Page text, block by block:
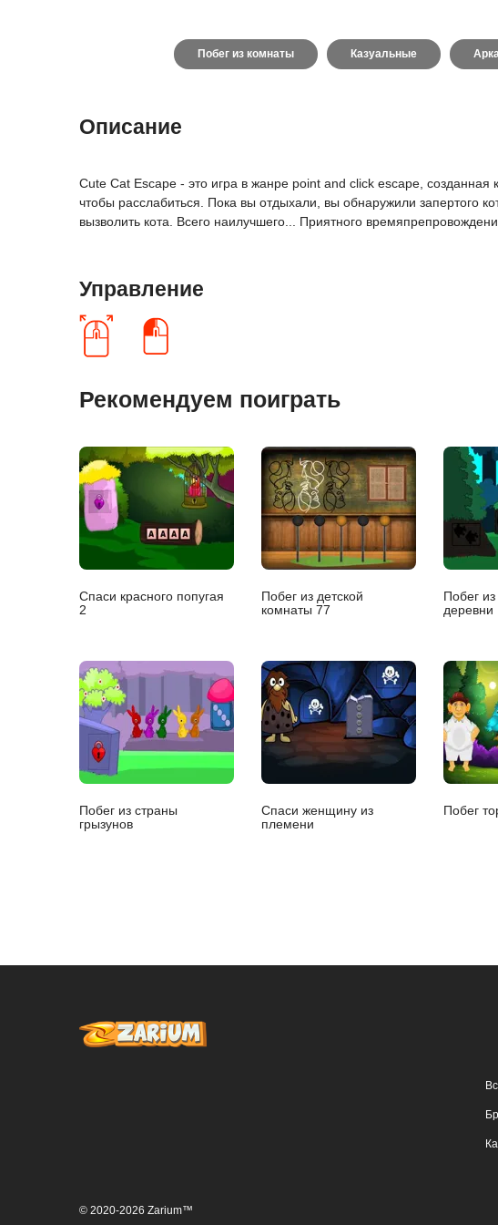
Побег из комнаты Казуальные
Описание
Cute Cat Escape - это игра в жанре point and click escape,
чтобы расслабиться. Пока вы отдыхали, вы обнаружили запертого
вызволить кота. Всего наилучшего... Приятного
Управление
Рекомендуем поиграть
Спаси красного попугая
2
Побег из детской
комнаты 77
Побег
деревни
Побег из страны
грызунов
Спаси женщину из
племени
Побег
© 2020-2026 Zarium™